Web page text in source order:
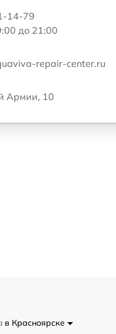
14-79
до 21:00
repair-center.ru
Армии, 10
в Красноярске